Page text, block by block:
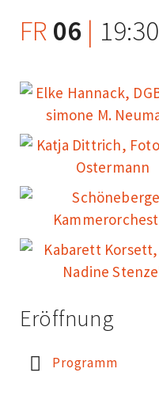
FR 06 | 19:30
Eröffnung
Programm